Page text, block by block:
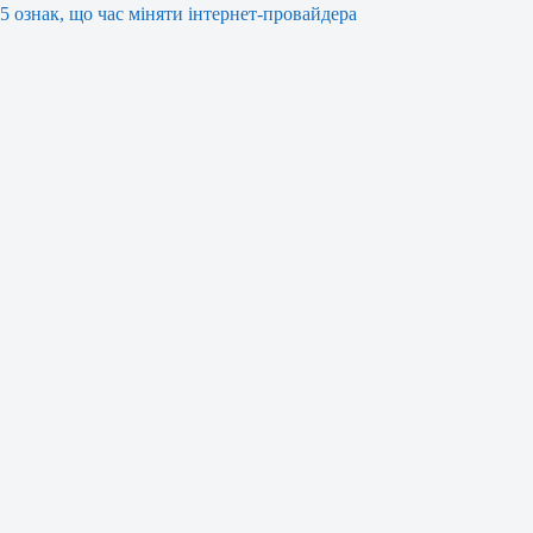
5 ознак, що час міняти інтернет-провайдера